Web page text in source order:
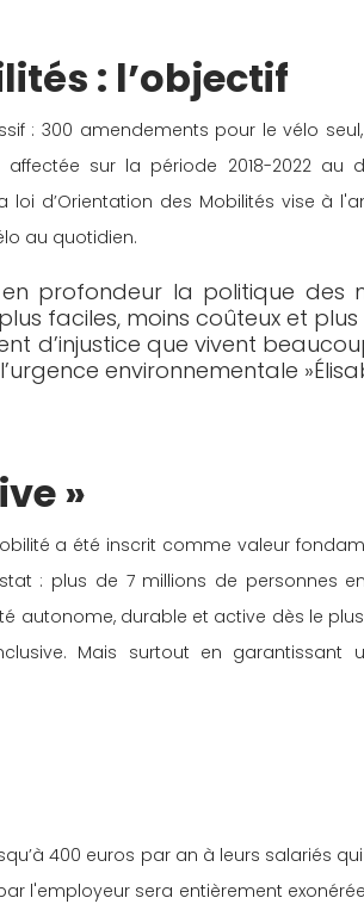
: l’objectif
: 300 amendements pour le vélo
sur la période 2018-2022 au
loi d’Orientation des Mobilités vise à
au quotidien.
profondeur la politique des
faciles, moins coûteux et
d’injustice que vivent
environnementale
»
a été inscrit comme valeur
: plus de 7 millions de personnes
autonome, durable et active dès le
Mais surtout en garantissant
400 euros par an à leurs salariés
l'employeur sera entièrement